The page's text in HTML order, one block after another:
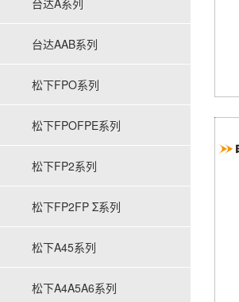
台达A系列
台达AAB系列
松下FPO系列
松下FPOFPE系列
松下FP2系列
松下FP2FP Σ系列
松下A45系列
松下A4A5A6系列